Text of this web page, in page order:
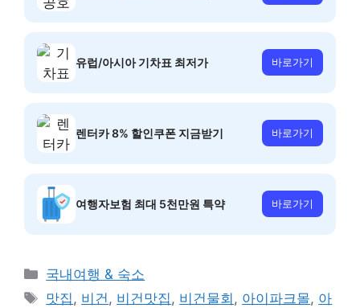
유럽/아시아 기차표 최저가 바로가기
렌터카 8% 할인쿠폰 지금받기 바로가기
여행자보험 최대 5천만원 특약 바로가기
카
테
국내여행 & 숙소
태
맛집 , 비건 , 비건맛집 , 비건물회 , 아이파크몰, 아